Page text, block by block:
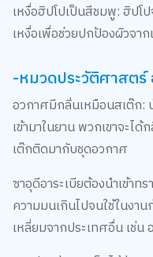
เหงื่อฮิปโปเป็นสีชมพู: ฮิปโ
เหงื่อเพื่อช่วยปกป้องผิวจา
-หมวดประวัติศาสตร์
อวกาศมีกลิ่นเหมือนสเต๊ก:
เข้ามาในยาน พวกเขาจะไ
เต๊กติดมากับชุดอวกาศ
ซาอุดีอาระเบียต้องนำเข้าท
ความมนเกินไปจนใช้ในงาน
เหลี่ยมจากประเทศอื่น เช่น